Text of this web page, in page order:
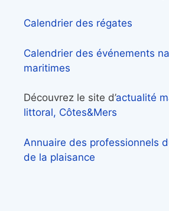
Calendrier des régates
Calendrier des événements
maritimes
Découvrez le site d’actualité
littoral, Côtes&Mers
Annuaire des professionnels
de la plaisance